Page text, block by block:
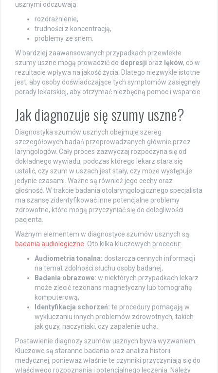
usznymi odczuwają:
rozdrażnienie,
trudności z koncentracją,
problemy ze snem.
W bardziej zaawansowanych przypadkach przewlekłe
szumy uszne mogą prowadzić do depresji oraz lęków, co w
rezultacie wpływa na jakość życia. Dlatego niezwykle istotne
jest, aby osoby doświadczające tych symptomów zasięgnęły
porady lekarskiej, aby otrzymać niezbędną pomoc i wsparcie.
Jak diagnozuje się szumy uszne?
Diagnostyka szumów usznych obejmuje szereg
szczegółowych badań przeprowadzanych głównie przez
laryngologów. Cały proces zazwyczaj rozpoczyna się od
dokładnego wywiadu, podczas którego lekarz stara się
ustalić, czy szum w uszach jest stały, czy może występuje
jedynie czasami. Ważne są również jego cechy oraz
głośność. W trakcie badania otolaryngologicznego specjalista
ma szansę zidentyfikować inne potencjalne problemy
zdrowotne, które mogą przyczyniać się do dolegliwości
pacjenta.
Ważnym elementem w diagnostyce szumów usznych są
badania audiologiczne . Oto kilka kluczowych procedur:
Audiometria tonalna: dostarcza cennych informacji
na temat zdolności słuchu osoby badanej,
Badania obrazowe: w niektórych przypadkach lekarz
może zlecić rezonans magnetyczny lub tomografię
komputerową,
Identyfikacja schorzeń: te procedury pomagają w
wykluczaniu innych problemów zdrowotnych, takich
jak guzy, naczyniaki, czy zapalenie ucha.
Postawienie diagnozy szumów usznych bywa wyzwaniem.
Kluczowe są staranne badania oraz analiza historii
medycznej, ponieważ właśnie te czynniki przyczyniają się do
właściwego rozpoznania i potencjalnego leczenia. Należy